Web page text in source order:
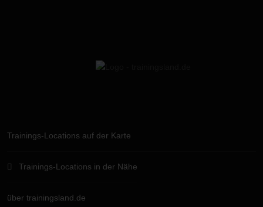
Trainings-Locations auf der Karte
Trainings-Locations in der Nähe
über trainingsland.de